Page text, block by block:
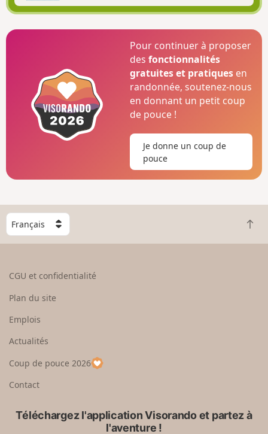
Pour continuer à proposer
desfonctionnalités
gratuites et pratiques en
randonnée, soutenez-nous
en donnant un petit coup
de pouce !
Je donne un coup de
pouce
C
h
o
e
u
p
a
R
e
CGU et confidentialité
Plan du site
Emplois
Actualités
Coup de pouce 2026
Contact
Téléchargez l'application Visorando et partez à
l'aventure !